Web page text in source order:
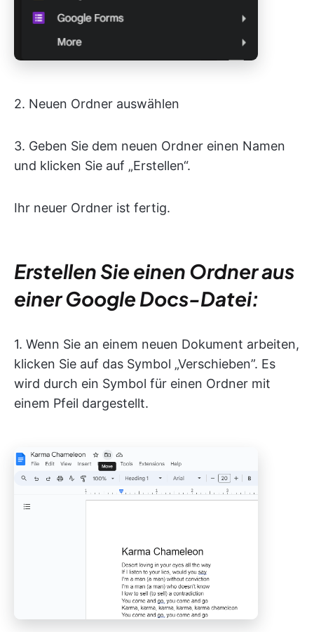
2. Neuen Ordner auswählen
3. Geben Sie dem neuen Ordner einen Namen
und klicken Sie auf „Erstellen“.
Ihr neuer Ordner ist fertig.
Erstellen Sie einen Ordner aus
einer Google Docs-Datei:
1. Wenn Sie an einem neuen Dokument arbeiten,
klicken Sie auf das Symbol „Verschieben”. Es
wird durch ein Symbol für einen Ordner mit
einem Pfeil dargestellt.